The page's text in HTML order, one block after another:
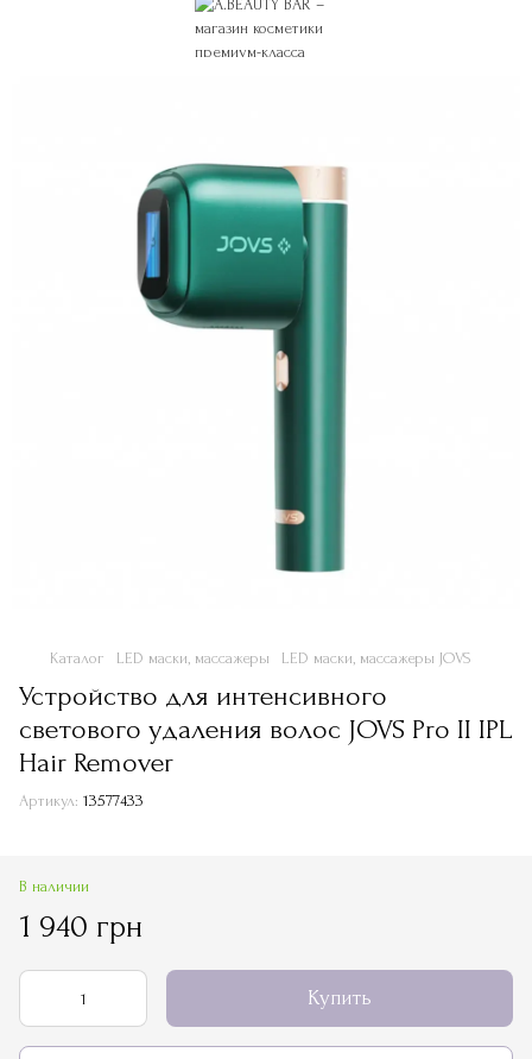
Каталог LED маски, массажеры LED маски, массажеры JOVS
Устройство для интенсивного
светового удаления волос JOVS Pro II IPL
Hair Remover
Артикул: 13577433
В наличии
1 940 грн
Купить